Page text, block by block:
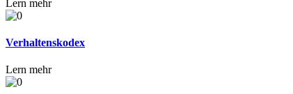
Lern mehr
Verhaltenskodex
Lern mehr